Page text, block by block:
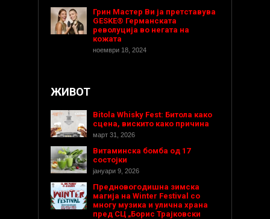
Грин Мастер Ви ја претставува
GESKE® Германската
револуција во негата на
кожата
ноември 18, 2024
ЖИВОТ
Bitola Whisky Fest: Битола како
сцена, вискито како причина
март 31, 2026
Витаминска бомба од 17
состојки
јануари 9, 2026
Предновогодишнa зимска
магија на Winter Festival со
многу музика и улична храна
пред СЦ „Борис Трајковски